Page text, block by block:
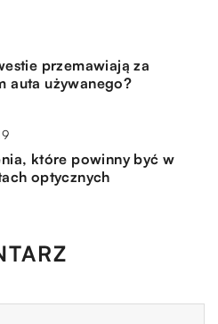
przemawiają za
auta używanego?
które powinny być w
optycznych